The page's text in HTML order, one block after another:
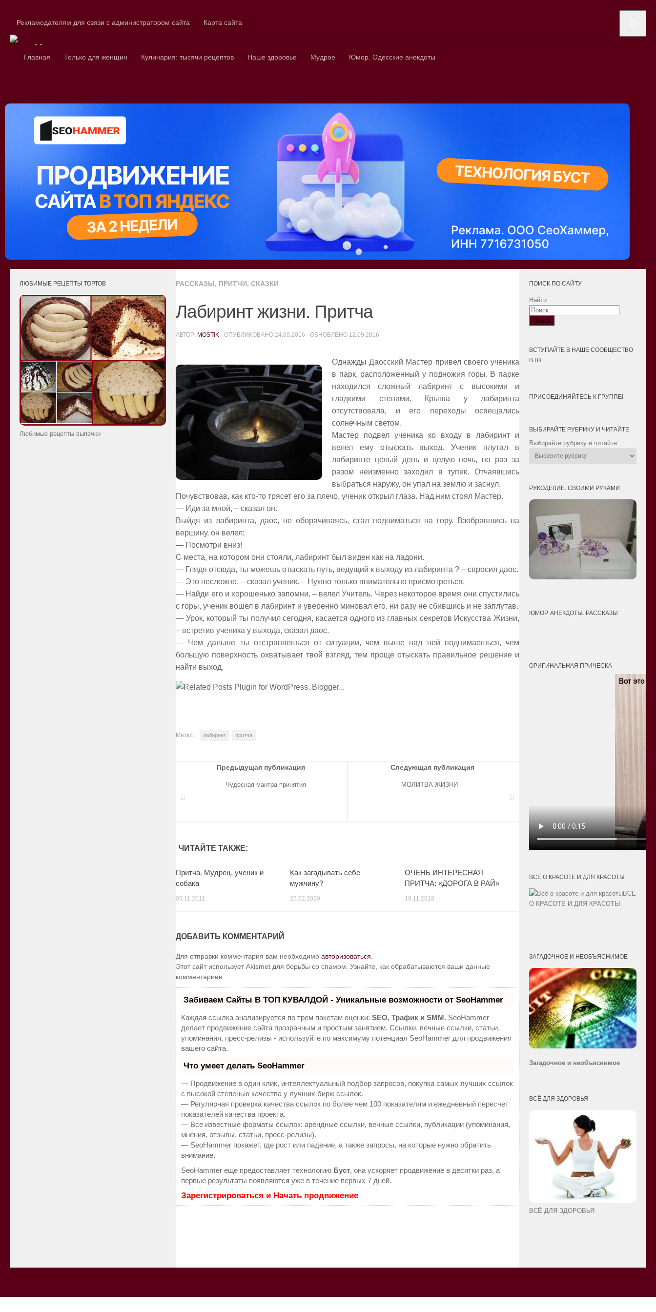
Рекламодателям для связи с администратором сайта Карта сайта
Сайт для любознательных
Главная Только для женщин Кулинария: тысячи рецептов Наше здоровье Мудрое Юмор. Одесские анекдоты
РАССКАЗЫ, ПРИТЧИ, СКАЗКИ
Лабиринт жизни. Притча
АВТОР: MOSTIK · ОПУБЛИКОВАНО 24.09.2016 · ОБНОВЛЕНО 12.09.2016
Однажды Даосский Мастер привел своего ученика
в парк, расположенный у подножия горы. В парке
находился сложный лабиринт с высокими и
гладкими стенами. Крыша у лабиринта
отсутствовала, и его переходы освещались
солнечным светом.
Мастер подвел ученика ко входу в лабиринт и
велел ему отыскать выход. Ученик плутал в
лабиринте целый день и целую ночь, но раз за
разом неизменно заходил в тупик. Отчаявшись
выбраться наружу, он упал на землю и заснул.
Почувствовав, как кто-то трясет его за плечо, ученик открыл глаза. Над ним стоял Мастер.
— Иди за мной, – сказал он.
Выйдя из лабиринта, даос, не оборачиваясь, стал подниматься на гору. Взобравшись на
вершину, он велел:
— Посмотри вниз!
С места, на котором они стояли, лабиринт был виден как на ладони.
— Глядя отсюда, ты можешь отыскать путь, ведущий к выходу из лабиринта ? – спросил даос.
— Это несложно, – сказал ученик. – Нужно только внимательно присмотреться.
— Найди его и хорошенько запомни, – велел Учитель. Через некоторое время они спустились
с горы, ученик вошел в лабиринт и уверенно миновал его, ни разу не сбившись и не заплутав.
— Урок, который ты получил сегодня, касается одного из главных секретов Искусства Жизни,
– встретив ученика у выхода, сказал даос.
— Чем дальше ты отстраняешься от ситуации, чем выше над ней поднимаешься, чем
большую поверхность охватывает твой взгляд, тем проще отыскать правильное решение и
найти выход.
Метки: лабиринт притча
Следующая публикация
МОЛИТВА ЖИЗНИ
Предыдущая публикация
Чудесная мантра принятия
ЧИТАЙТЕ ТАКЖЕ:
Притча. Мудрец, ученик и
собака
05.11.2011
Как загадывать себе
мужчину?
25.02.2020
ОЧЕНЬ ИНТЕРЕСНАЯ
ПРИТЧА: «ДОРОГА В РАЙ»
18.11.2018
ДОБАВИТЬ КОММЕНТАРИЙ
Для отправки комментария вам необходимо авторизоваться
Этот сайт использует Akismet для борьбы со спамом. Узнайте, как обрабатываются ваши данные
комментариев.
Забиваем Сайты В ТОП КУВАЛДОЙ - Уникальные возможности от SeoHammer
Каждая ссылка анализируется по трем пакетам оценки: SEO, Трафик и SMM. SeoHammer
делает продвижение сайта прозрачным и простым занятием. Ссылки, вечные ссылки, статьи,
упоминания, пресс-релизы - используйте по максимуму потенциал SeoHammer для продвижения
вашего сайта.
Что умеет делать SeoHammer
— Продвижение в один клик, интеллектуальный подбор запросов, покупка самых лучших ссылок
с высокой степенью качества у лучших бирж ссылок.
— Регулярная проверка качества ссылок по более чем 100 показателям и ежедневный пересчет
показателей качества проекта.
— Все известные форматы ссылок: арендные ссылки, вечные ссылки, публикации (упоминания,
мнения, отзывы, статьи, пресс-релизы).
— SeoHammer покажет, где рост или падение, а также запросы, на которые нужно обратить
внимание.
SeoHammer еще предоставляет технологию Буст, она ускоряет продвижение в десятки раз, а
первые результаты появляются уже в течение первых 7 дней.
Зарегистрироваться и Начать продвижение
ЛЮБИМЫЕ РЕЦЕПТЫ ТОРТОВ
Любимые рецепты выпечки
ПОИСК ПО САЙТУ
Найти:
ВСТУПАЙТЕ В НАШЕ СООБЩЕСТВО
В ВК
ПРИСОЕДИНЯЙТЕСЬ К ГРУППЕ!
ВЫБИРАЙТЕ РУБРИКУ И ЧИТАЙТЕ
Выбирайте рубрику и читайте
РУКОДЕЛИЕ. СВОИМИ РУКАМИ
ЮМОР. АНЕКДОТЫ. РАССКАЗЫ
ОРИГИНАЛЬНАЯ ПРИЧЕСКА
ВСЁ О КРАСОТЕ И ДЛЯ КРАСОТЫ
ВСЁ
О КРАСОТЕ И ДЛЯ КРАСОТЫ
ЗАГАДОЧНОЕ И НЕОБЪЯСНИМОЕ
Загадочное и необъяснимое
ВСЁ ДЛЯ ЗДОРОВЬЯ
ВСЁ ДЛЯ ЗДОРОВЬЯ